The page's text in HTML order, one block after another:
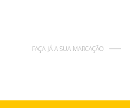
FAÇA JÁ A SUA MARCAÇÃO